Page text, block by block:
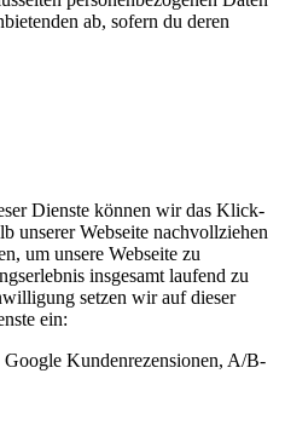
ab, sofern du deren
Dienste können wir das Klick-
unserer Webseite nachvollziehen
um unsere Webseite zu
insgesamt laufend zu
setzen wir auf dieser
ein:
Kundenrezensionen, A/B-